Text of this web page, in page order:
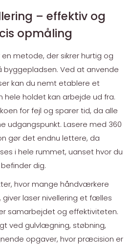
– effektiv og
opmåling
en metode, der sikrer hurtig og
Ved at anvende
kan du nemt etablere et
hele holdet kan arbejde ud fra.
for fejl og sparer tid, da alle
udgangspunkt. Lasere med 360
gør det endnu lettere, da
i hele rummet, uanset hvor du
befinder dig.
hvor mange håndværkere
giver laser nivellering et fælles
samarbejdet og effektiviteten.
ved gulvlægning, støbning,
opgaver, hvor præcision er